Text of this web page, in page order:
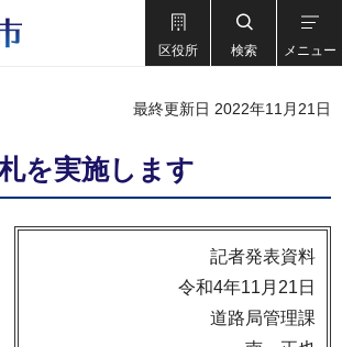
区役所 検索 メニュー
最終更新日 2022年11月21日
を実施します
記者発表資料
令和4年11月21日
道路局管理課